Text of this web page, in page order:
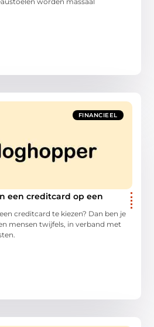
FINANCIEEL
een creditcard op een
creditcard te kiezen? Dan ben je
mensen twijfels, in verband met